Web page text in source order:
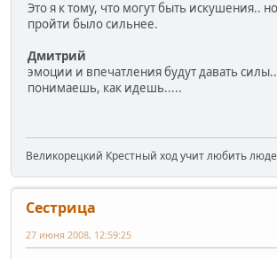
Это я к тому, что могут быть искушения..
пройти было сильнее.
Дмитрий
эмоции и впечатления будут давать
понимаешь, как идешь.....
Великорецкий Крестный ход учит любить
Сестрица
27 июня 2008, 12:59:25